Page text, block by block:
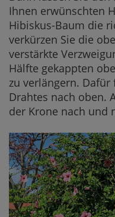
Ihnen erwünschten
Hibiskus-Baum die
verkürzen Sie die
verstärkte
Hälfte gekappten
zu verlängern.
Drahtes nach oben.
der Krone nach und